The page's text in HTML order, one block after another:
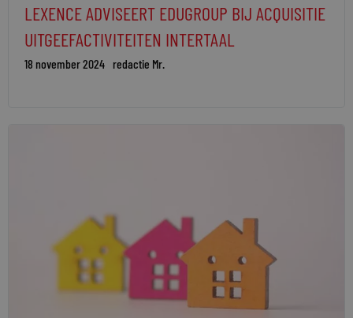
LEXENCE ADVISEERT EDUGROUP BIJ ACQUISITIE
UITGEEFACTIVITEITEN INTERTAAL
18 november 2024 redactie Mr.